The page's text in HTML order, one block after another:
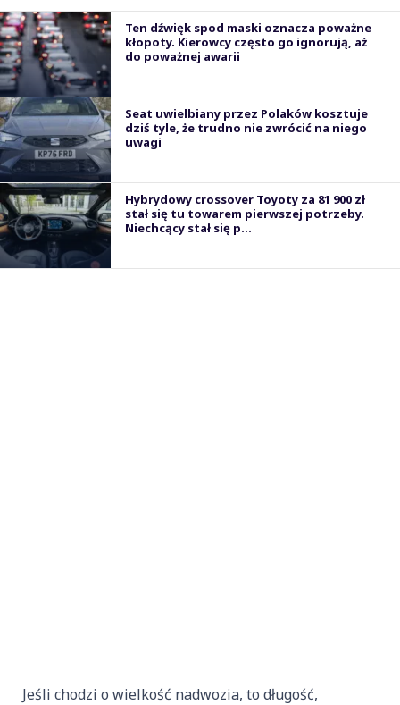
Ten dźwięk spod maski oznacza poważne
kłopoty. Kierowcy często go ignorują, aż
do poważnej awarii
Seat uwielbiany przez Polaków kosztuje
dziś tyle, że trudno nie zwrócić na niego
uwagi
Hybrydowy crossover Toyoty za 81 900 zł
stał się tu towarem pierwszej potrzeby.
Niechcący stał się p...
Jeśli chodzi o wielkość nadwozia, to długość,